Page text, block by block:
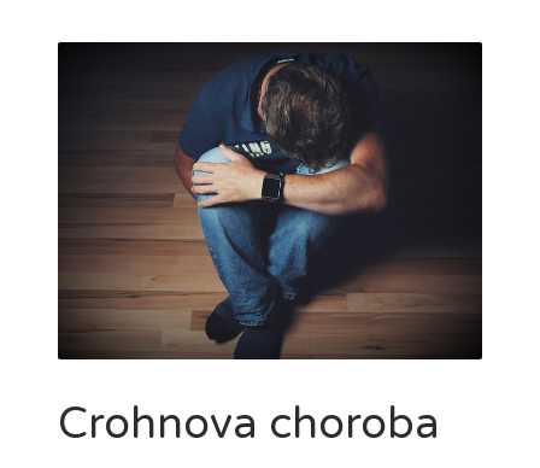
Crohnova choroba